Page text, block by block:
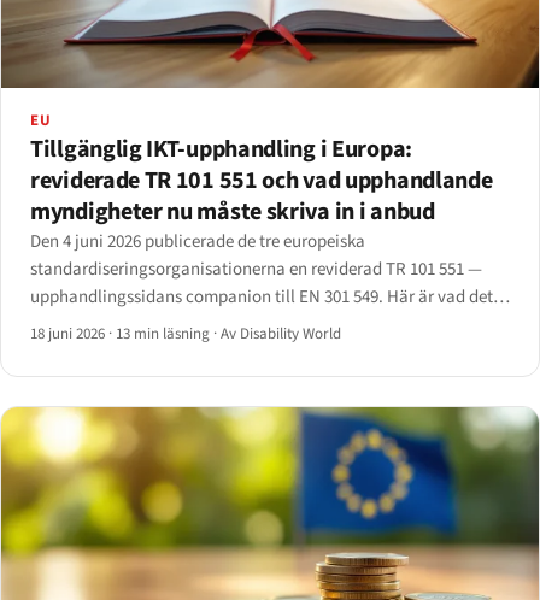
EU
Tillgänglig IKT-upphandling i Europa:
reviderade TR 101 551 och vad upphandlande
myndigheter nu måste skriva in i anbud
Den 4 juni 2026 publicerade de tre europeiska
standardiseringsorganisationerna en reviderad TR 101 551 —
upphandlingssidans companion till EN 301 549. Här är vad det
innebär för upphandlande myndigheter och de leverantörer som
18 juni 2026 · 13 min läsning ·Av Disability World